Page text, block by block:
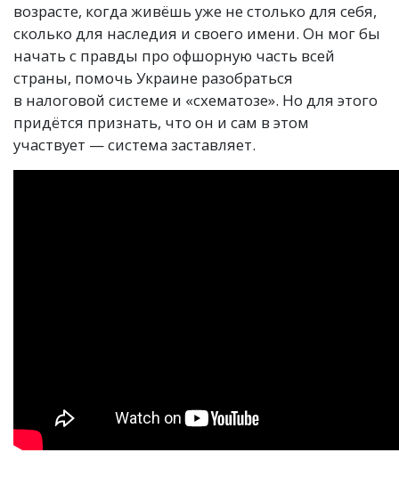
возрасте, когда живёшь уже не столько для себя,
сколько для наследия и своего имени. Он мог бы
начать с правды про офшорную часть всей
страны, помочь Украине разобраться
в налоговой системе и «схематозе». Но для этого
придётся признать, что он и сам в этом
участвует — система заставляет.